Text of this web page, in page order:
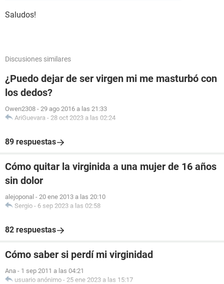
Saludos!
Discusiones similares
¿Puedo dejar de ser virgen mi me masturbó con
los dedos?
Owen2308 - 29 ago 2016 a las 21:33
AriGuevara - 28 oct 2023 a las 02:24
89 respuestas
Cómo quitar la virginida a una mujer de 16 años
sin dolor
alejoponal - 20 ene 2013 a las 20:10
Sergio - 6 sep 2023 a las 02:58
82 respuestas
Cómo saber si perdí mi virginidad
Ana - 1 sep 2011 a las 04:21
usuario anónimo - 25 ene 2023 a las 15:17